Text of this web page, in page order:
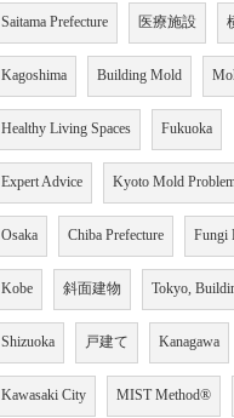
Saitama Prefecture 医療施設
Kagoshima Building Mold
Healthy Living Spaces Fukuoka
Expert Advice Kyoto Mold
Osaka Chiba Prefecture Fungi
Kobe 斜面建物 Tokyo,
Shizuoka 戸建て Kanagawa
Kawasaki City MIST Method®